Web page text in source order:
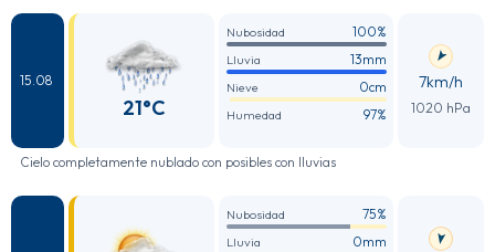
15.08
21°C
Nubosidad 100%
Lluvia 13mm
Nieve 0cm
Humedad 97%
7km/h
1020 hPa
Cielo completamente nublado con posibles con lluvias
Nubosidad 75%
Lluvia 0mm